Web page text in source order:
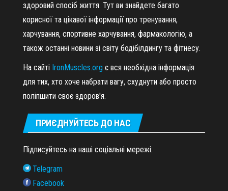
здоровий спосіб життя. Тут ви знайдете багато
корисної та цікавої інформації про тренування,
харчування, спортивне харчування, фармакологію, а
також останні новини зі світу бодібілдингу та фітнесу.
На сайті IronMuscles.org є вся необхідна інформація
для тих, хто хоче набрати вагу, схуднути або просто
поліпшити своє здоров'я.
ПРИЄДНУЙТЕСЬ ДО НАС
Підписуйтесь на наші соціальні мережі:
Telegram
Facebook